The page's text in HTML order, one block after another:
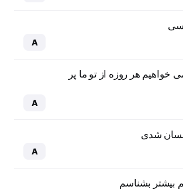
A
خواهیم هر روزه از تو ما پر
A
شدی
A
بیشتر بشناسم